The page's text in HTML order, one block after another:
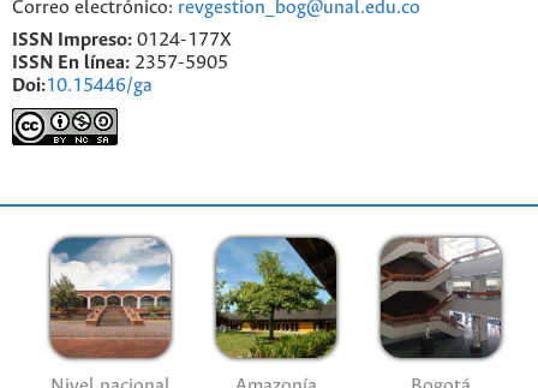
Correo electrónico: revgestion_bog@unal.edu.co
ISSN Impreso: 0124-177X
ISSN En línea: 2357-5905
Doi:10.15446/ga